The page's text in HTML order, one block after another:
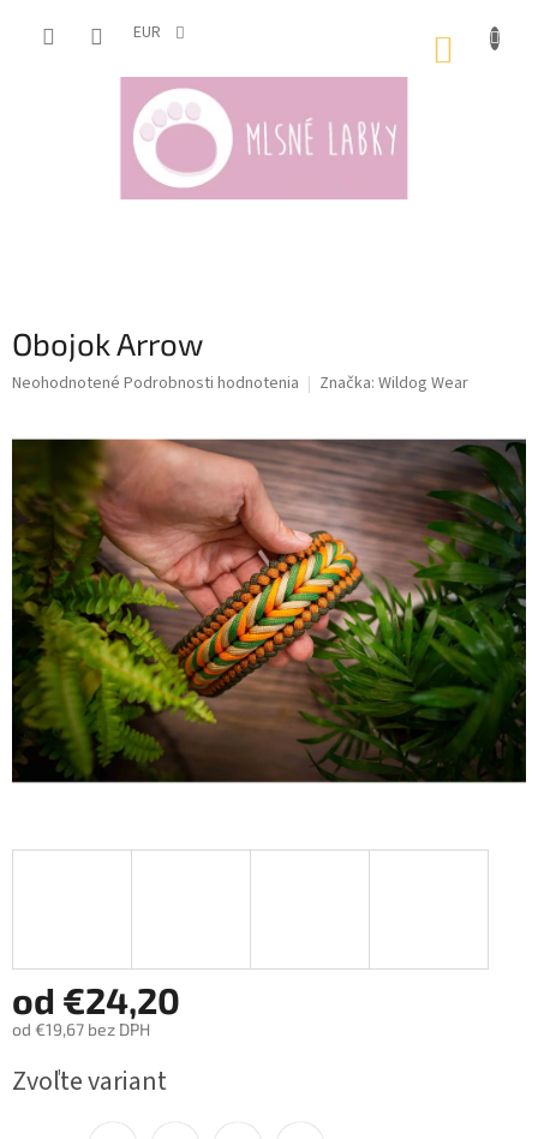
EUR
Obojok Arrow
Priemerné
z
hviezdičiek.
Neohodnotené Podrobnosti hodnotenia Značka: Wildog Wear
od €24,20
od €19,67 bez DPH
cena:
Zvoľte variant